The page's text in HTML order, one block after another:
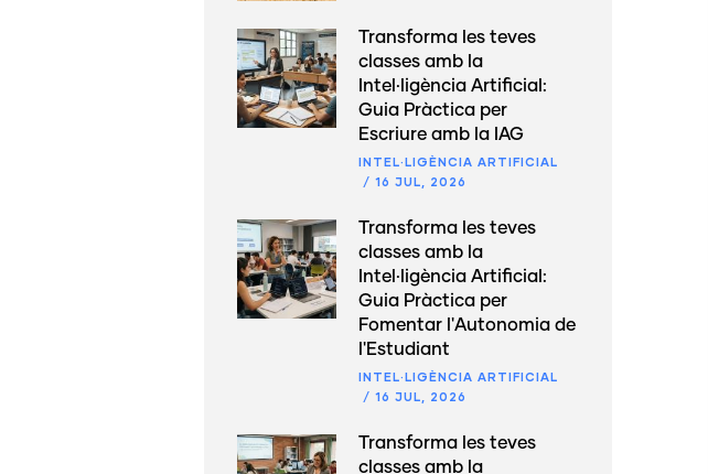
Transforma les teves
classes amb la
Intel·ligència Artificial:
Guia Pràctica per
Escriure amb la IAG
INTEL·LIGÈNCIA ARTIFICIAL
/ 16 JUL, 2026
Transforma les teves
classes amb la
Intel·ligència Artificial:
Guia Pràctica per
Fomentar l'Autonomia de
l'Estudiant
INTEL·LIGÈNCIA ARTIFICIAL
/ 16 JUL, 2026
Transforma les teves
classes amb la